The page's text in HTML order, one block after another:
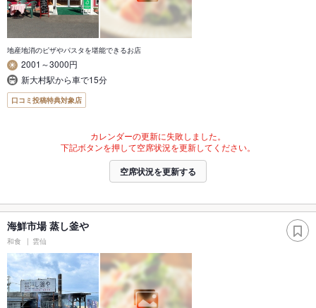
地産地消のピザやパスタを堪能できるお店
2001～3000円
新大村駅から車で15分
口コミ投稿特典対象店
カレンダーの更新に失敗しました。
下記ボタンを押して空席状況を更新してください。
空席状況を更新する
海鮮市場 蒸し釜や
和食 雲仙